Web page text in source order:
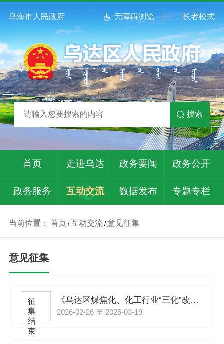
乌海市人民政府 无障碍浏览 长者模式
搜索
首页 走进乌达 政务要闻 政务公开
政务服务 互动交流 数据发布 专题专栏
当前位置： 首页 /互动交流/意见征集
意见征集
征
集
结
束
《乌达区煤焦化、化工行业“三化”改造 实施细则及绿色园区专项治理工作 实施细则》（征求意见稿）
2026-02-26 至 2026-03-19